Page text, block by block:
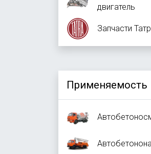
двигатель
Запчасти
Применяемость